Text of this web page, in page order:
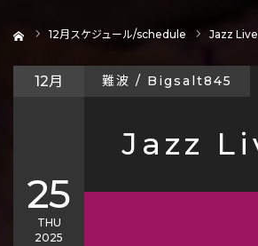
12月スケジュール/schedule Jazz Live
Jazz
12月
25
THU
2025
難波 / Bigsalt845